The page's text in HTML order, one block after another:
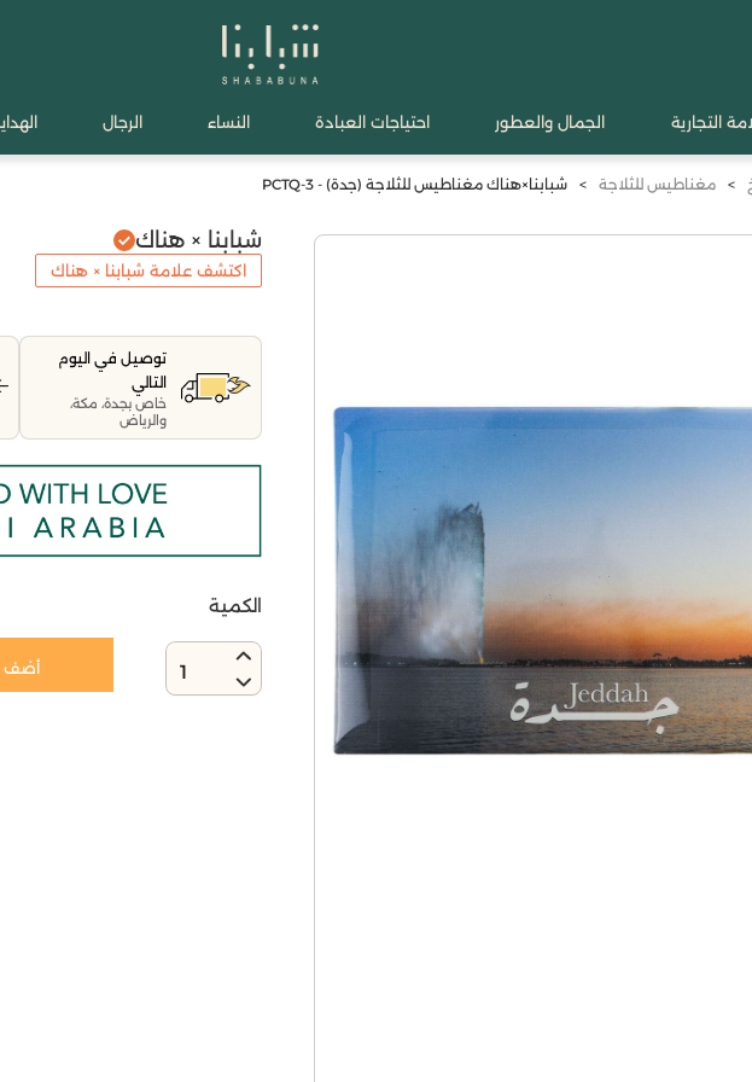
التجارية الجمال والعطور احتياجات العبادة النساء الرجال
> مغناطيس للثلاجة > شبابنا×هناك مغناطيس للثلاجة (جدة) - PCTQ-3
شبابنا × هناك
اكتشف علامة شبابنا × هناك
توصيل في اليوم
التالي
خاص بجدة، مكة،
والرياض
الكمية
1 أضف